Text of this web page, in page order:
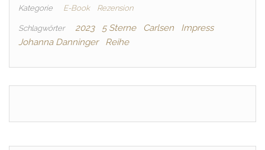
Kategorie E-Book Rezension
Schlagwörter 2023 5 Sterne Carlsen
Impress
Johanna Danninger
Reihe